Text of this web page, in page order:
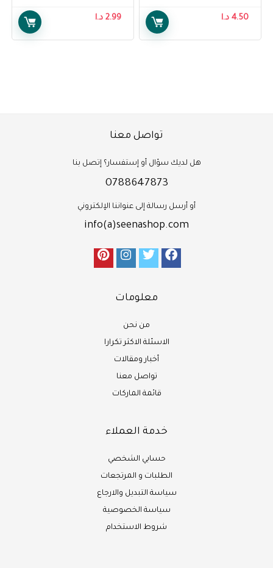
4.50 د.ا 2.99 د.ا
تواصل معنا
هل لديك سؤال أو إستفسار؟ إتصل بنا
0788647873
أو أرسل رسالة إلى عنواننا الإلكتروني
info(a)seenashop.com
معلومات
من نحن
الاسئلة الاكثر تكرارا
أخبار ومقالات
تواصل معنا
قائمة الماركات
خدمة العملاء
حسابي الشخصي
الطلبات و المرتجعات
سياسة التبديل والارجاع
سياسة الخصوصية
شروط الاستخدام